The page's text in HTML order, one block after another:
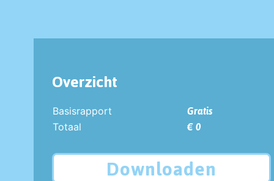
Overzicht
Basisrapport
Gratis
Totaal
€ 0
Downloaden